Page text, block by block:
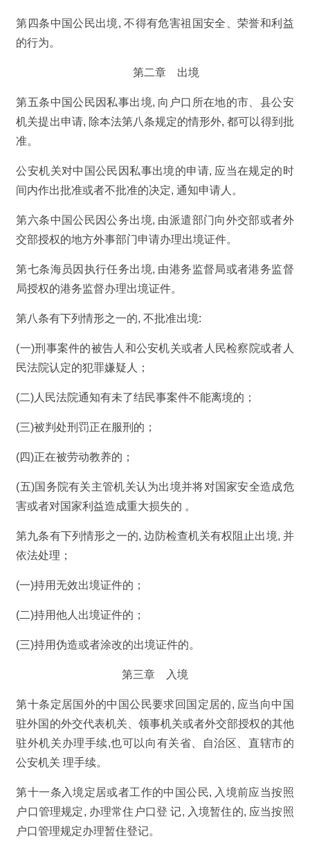
第四条中国公民出境, 不得有危害祖国安全、荣誉和利益
的行为。
第二章 出境
第五条中国公民因私事出境, 向户口所在地的市、县公安
机关提出申请, 除本法第八条规定的情形外, 都可以得到批
准。
公安机关对中国公民因私事出境的申请, 应当在规定的时
间内作出批准或者不批准的决定, 通知申请人。
第六条中国公民因公务出境, 由派遣部门向外交部或者外
交部授权的地方外事部门申请办理出境证件。
第七条海员因执行任务出境, 由港务监督局或者港务监督
局授权的港务监督办理出境证件。
第八条有下列情形之一的, 不批准出境:
(一)刑事案件的被告人和公安机关或者人民检察院或者人
民法院认定的犯罪嫌疑人；
(二)人民法院通知有未了结民事案件不能离境的；
(三)被判处刑罚正在服刑的；
(四)正在被劳动教养的；
(五)国务院有关主管机关认为出境并将对国家安全造成危
害或者对国家利益造成重大损失的 。
第九条有下列情形之一的, 边防检查机关有权阻止出境, 并
依法处理；
(一)持用无效出境证件的；
(二)持用他人出境证件的；
(三)持用伪造或者涂改的出境证件的。
第三章 入境
第十条定居国外的中国公民要求回国定居的, 应当向中国
驻外国的外交代表机关、领事机关或者外交部授权的其他
驻外机关办理手续,也可以向有关省、自治区、直辖市的
公安机关 理手续。
第十一条入境定居或者工作的中国公民, 入境前应当按照
户口管理规定, 办理常住户口登 记, 入境暂住的, 应当按照
户口管理规定办理暂住登记。